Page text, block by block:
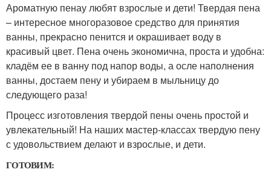
Ароматную пенау любят взрослые и дети! Твердая пена
– интересное многоразовое средство для принятия
ванны, прекрасно пенится и окрашивает воду в
красивый цвет. Пена очень экономична, проста и удобна:
кладём ее в ванну под напор воды, а осле наполнения
ванны, достаем пену и убираем в мыльницу до
следующего раза!
Процесс изготовления твердой пены очень простой и
увлекательный! На наших мастер-классах твердую пену
с удовольствием делают и взрослые, и дети.
ГОТОВИМ: